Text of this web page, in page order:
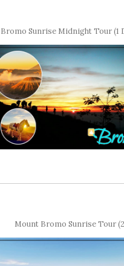
Bromo Sunrise Midnight Tour (1
Mount Bromo Sunrise Tour